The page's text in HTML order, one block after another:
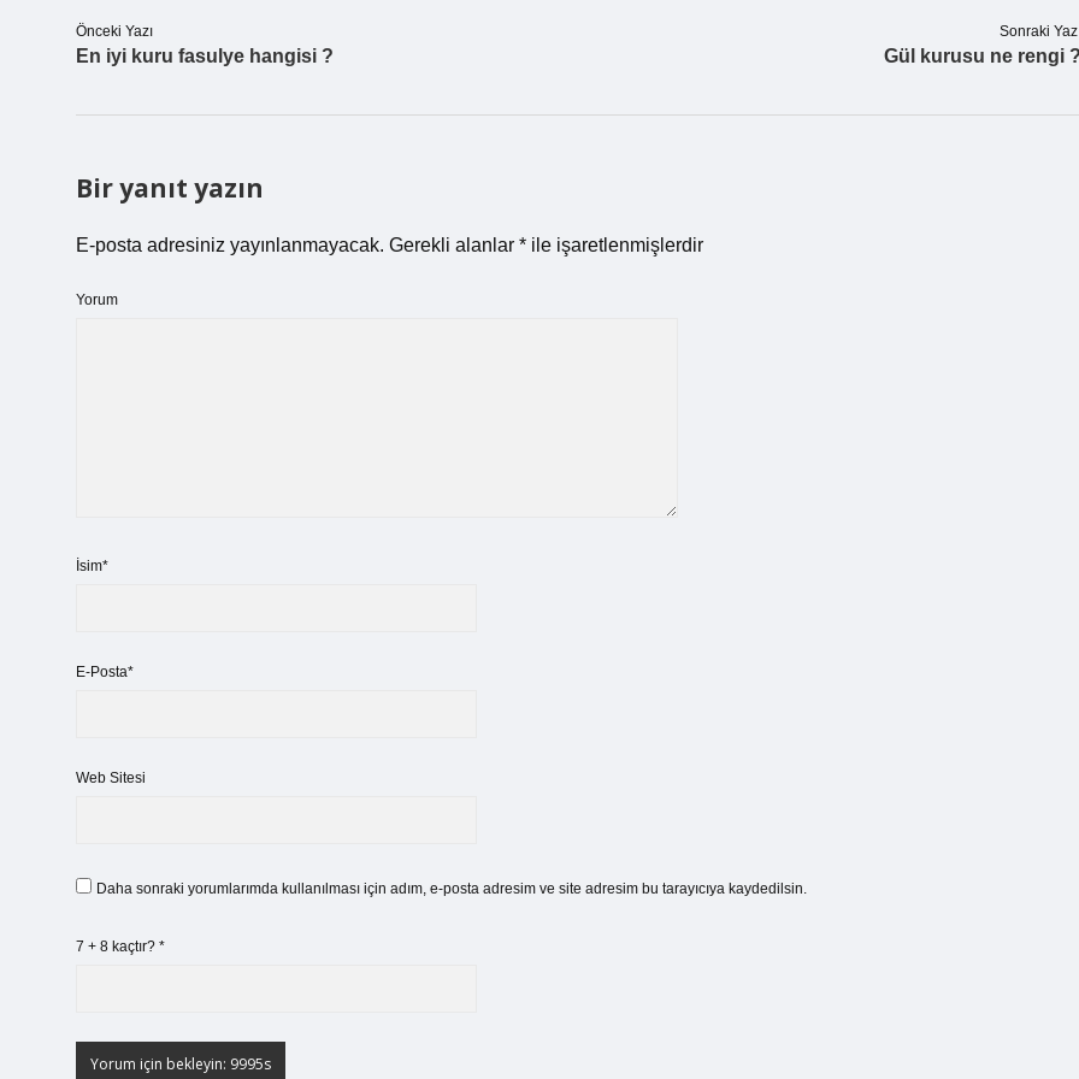
Önceki Yazı
En iyi kuru fasulye hangisi ?
Sonraki
Gül kurusu ne rengi
Bir yanıt yazın
E-posta adresiniz yayınlanmayacak. Gerekli alanlar * ile işaretlenmişlerdir
Yorum
İsim*
E-Posta*
Web Sitesi
Daha sonraki yorumlarımda kullanılması için adım, e-posta adresim ve site adresim bu tarayıcıya kaydedilsin.
7 + 8 kaçtır? *